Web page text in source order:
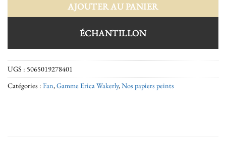
AJOUTER AU PANIER
ÉCHANTILLON
UGS : 5065019278401
Catégories : Fan,Gamme Erica Wakerly,Nos papiers peints